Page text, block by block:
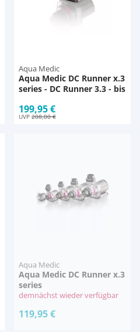
Aqua Medic
Aqua Medic DC Runner x.3
series - DC Runner 3.3 - bis
199,95 €
UVP 208,00 €
Aqua Medic
Aqua Medic DC Runner x.3
series
demnächst wieder verfügbar
119,95 €